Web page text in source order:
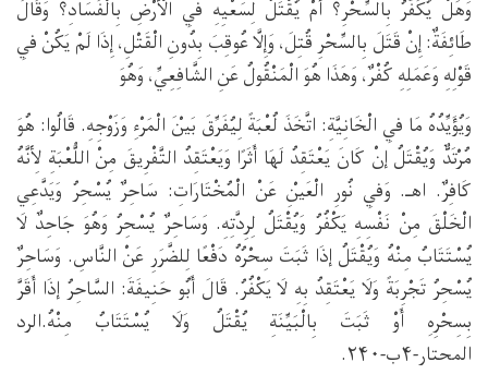
وَهَلْ يُكَفَّرُ بِالسِّحْرِ؟ أَمْ يُقْتَلُ لِسَعْيِهِ فِي الْأَرْضِ بِالْفَسَادِ؟ وَقَالَ
طَائِفَةٌ: إِنْ قَتَلَ بِالسِّحْرِ قُتِلَ، وَإِلَّا عُوقِبَ بِدُونِ الْقَتْلِ، إِذَا لَمْ يَكُنْ فِي
قَوْلِهِ وَعَمَلِهِ كُفْرٌ، وَهَذَا هُوَ الْمَنْقُولُ عَنِ الشَّافِعِيِّ، وَهُوَ
وَيُؤَيِّدُهُ مَا فِي الْخَانِيَّةِ: اتَّخَذَ لُعْبَةً لِيُفَرِّقَ بَيْنَ الْمَرْءِ وَزَوْجِهِ. قَالُوا: هُوَ
مُرْتَدٌّ وَيُقْتَلُ إنْ كَانَ يَعْتَقِدُ لَهَا أَثَرًا وَيَعْتَقِدُ التَّفْرِيقَ مِنْ اللُّعْبَةِ لِأَنَّهُ
كَافِرٌ. اهـ. وَفِي نُورِ الْعَيْنِ عَنْ الْمُخْتَارَاتِ: سَاحِرٌ يُسْحِرُ وَيَدَّعِي
الْخَلْقَ مِنْ نَفْسِهِ يَكْفُرُ وَيُقْتَلُ لِرِدَّتِهِ. وَسَاحِرٌ يُسْحِرُ وَهُوَ جَاحِدٌ لَا
يُسْتَتَابُ مِنْهُ وَيُقْتَلُ إذَا ثَبَتَ سِحْرُهُ دَفْعًا لِلضَّرَرِ عَنْ النَّاسِ. وَسَاحِرٌ
يُسْحِرُ تَجْرِبَةً وَلَا يَعْتَقِدُ بِهِ لَا يَكْفُرُ. قَالَ أَبُو حَنِيفَةَ: السَّاحِرُ إذَا أَقَرَّ
بِسِحْرِهِ أَوْ ثَبَتَ بِالْبَيِّنَةِ يُقْتَلُ وَلَا يُسْتَتَابُ مِنْهُ.الرد
المحتار-۴ب-۲۴۰.